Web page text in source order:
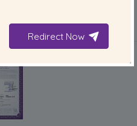
ENTHALTEN
Redirect Now